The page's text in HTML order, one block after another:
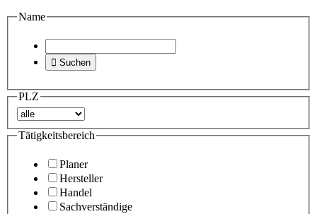
Name
 Suchen
PLZ
Tätigkeitsbereich
Planer
Hersteller
Handel
Sachverständige